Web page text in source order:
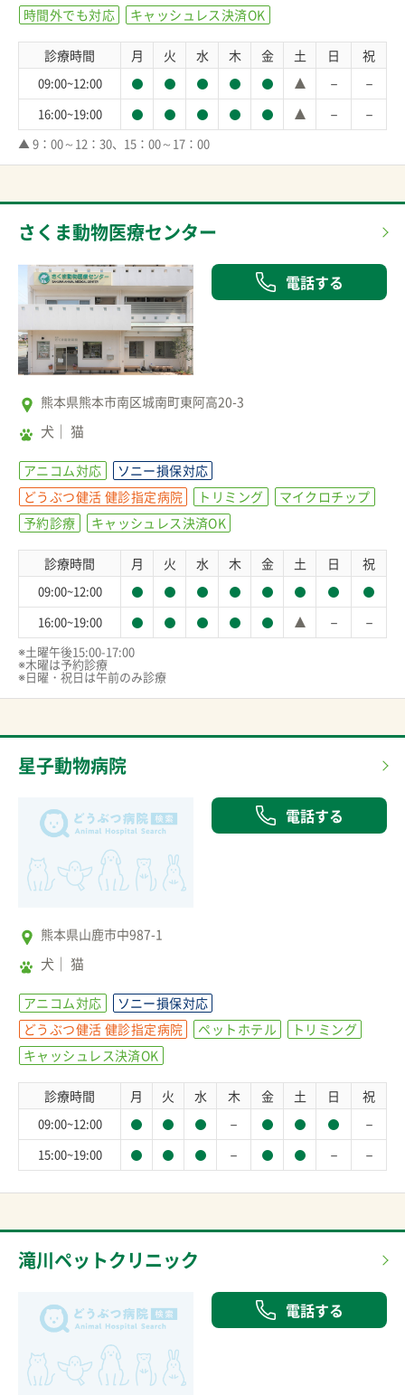
時間外でも対応 キャッシュレス決済OK
診療時間 月 火 水 木 金 土 日 祝
09:00~12:00 － －
16:00~19:00 － －
▲ 9：00～12：30、15：00～17：00
さくま動物医療センター
電話する
熊本県熊本市南区城南町東阿高20-3
犬 猫
アニコム対応
ソニー損保対応
どうぶつ健活 健診指定病院
トリミング
マイクロチップ
予約診療
キャッシュレス決済OK
診療時間 月 火 水 木 金 土 日 祝
09:00~12:00
16:00~19:00
－ －
※土曜午後15:00-17:00
※木曜は予約診療
※日曜・祝日は午前のみ診療
星子動物病院
電話する
熊本県山鹿市中987-1
犬 猫
アニコム対応
ソニー損保対応
どうぶつ健活 健診指定病院
ペットホテル
トリミング
キャッシュレス決済OK
診療時間 月 火 水 木 金 土 日 祝
09:00~12:00 － －
15:00~19:00 － － －
滝川ペットクリニック
電話する